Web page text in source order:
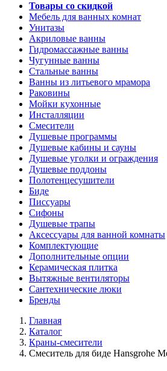
Товары со скидкой
Мебель для ванных комнат
Унитазы
Акриловые ванны
Гидромассажные ванны
Чугунные ванны
Стальные ванны
Ванны из литьевого мрамора
Раковины
Мойки кухонные
Инсталляции
Смесители
Душевые программы
Душевые кабины и сауны
Душевые уголки и ограждения
Душевые поддоны
Полотенцесушители
Биде
Писсуары
Сифоны
Душевые трапы
Аксессуары для ванной комнаты
Комплектующие
Дополнительные опции
Керамическая плитка
Вытяжные вентиляторы
Сантехнические люки
Бренды
Главная
Каталог
Краны-смесители
Смеситель для биде Hansgrohe